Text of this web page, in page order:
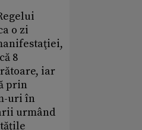
o zi
8
iar
prin
uri în
urmând